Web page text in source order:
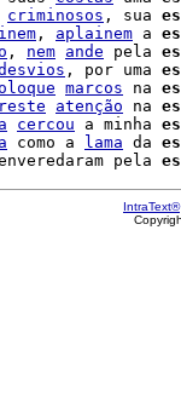
criminosos , sua
, aplainem a
, nem ande pela
, por uma
marcos na
atenção na
cercou a minha
como a lama da
pela
IntraText®